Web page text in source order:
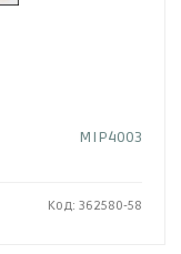
MIP4003
Код: 362580-58